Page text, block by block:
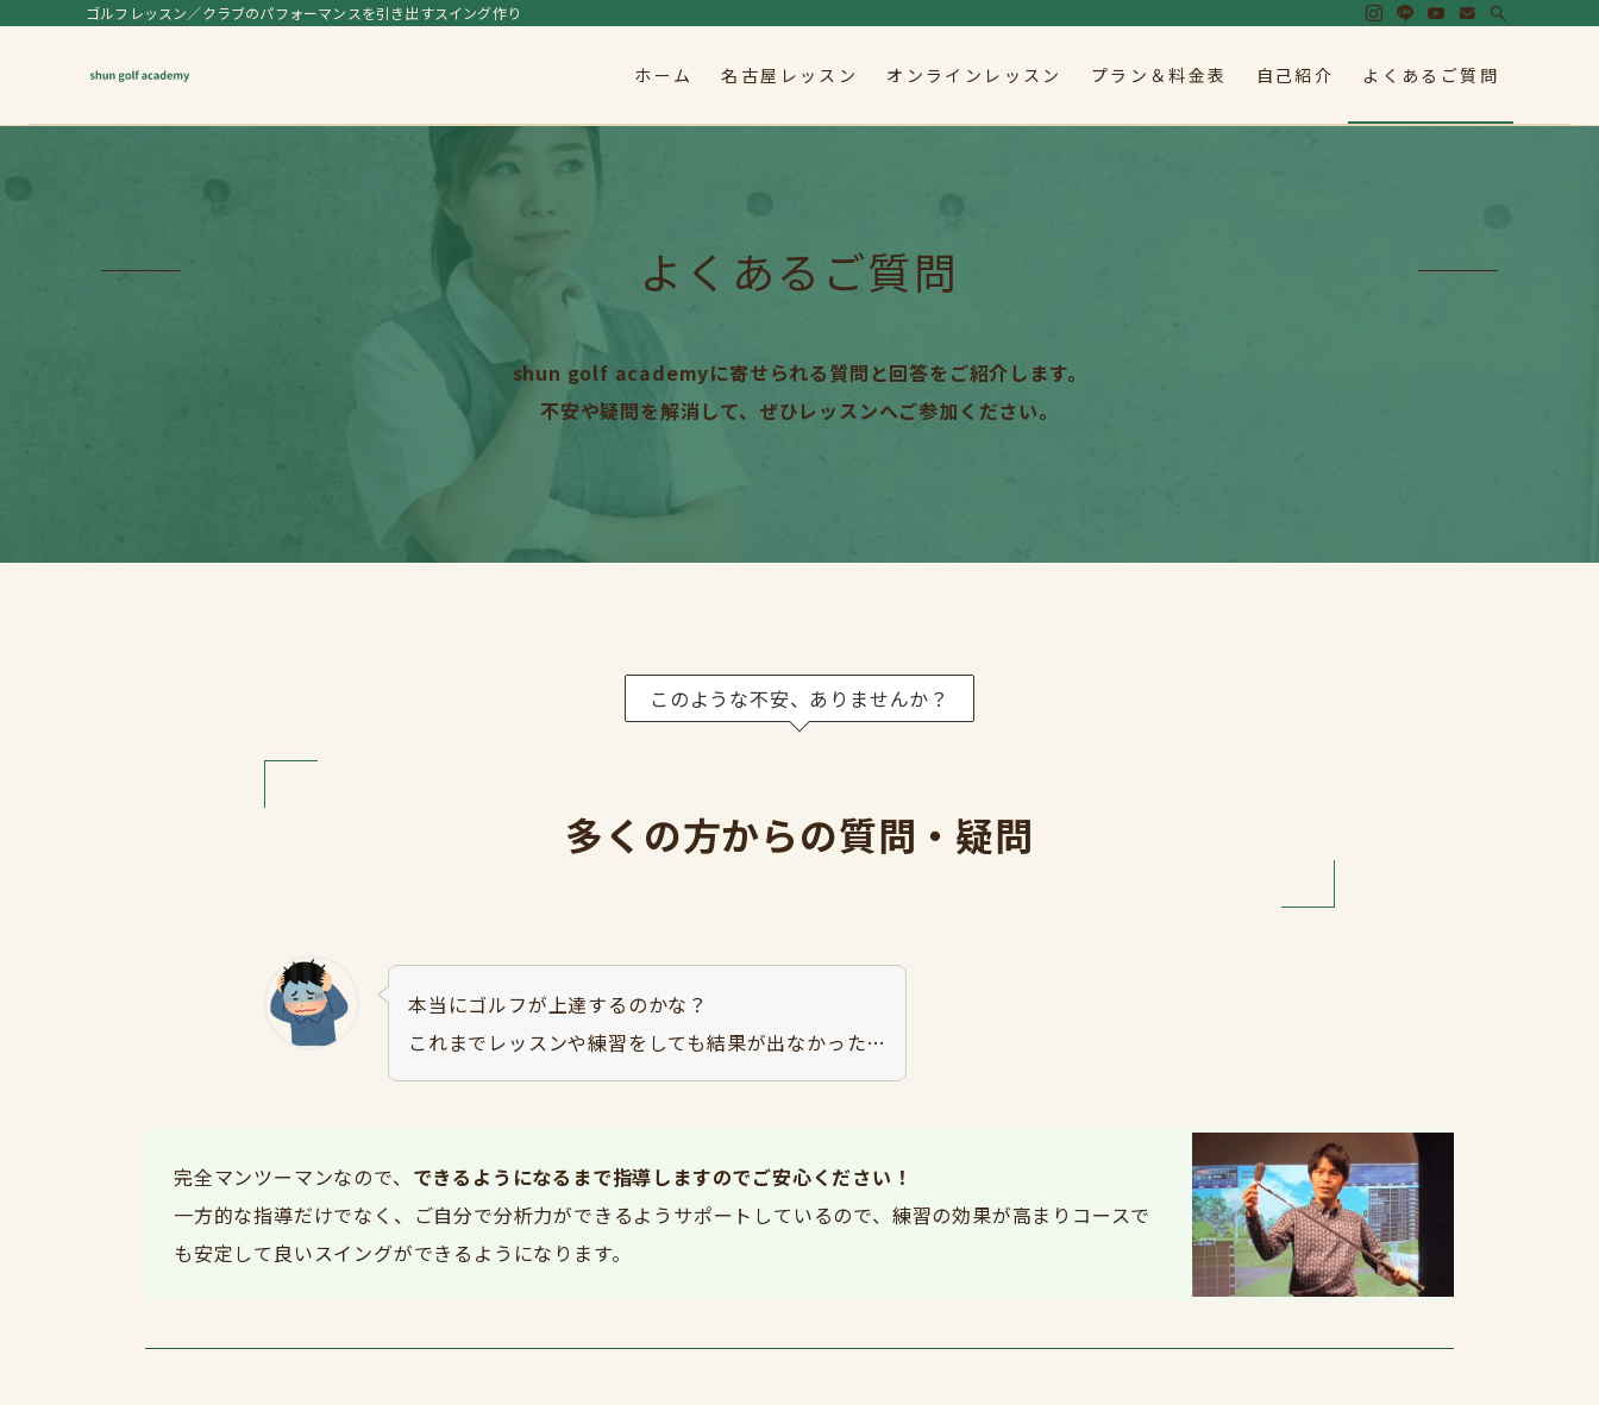
ゴルフレッスン／クラブのパフォーマンスを引き出すスイング作り
ホーム 名古屋レッスン オンラインレッスン プラン＆料金表 自己紹介 よくあるご質問
よくあるご質問
shun golf academyに寄せられる質問と回答をご紹介します。
不安や疑問を解消して、ぜひレッスンへご参加ください。
このような不安、ありませんか？
多くの方からの質問・疑問
本当にゴルフが上達するのかな？
これまでレッスンや練習をしても結果が出なかった…
完全マンツーマンなので、 できるようになるまで指導しますのでご安心ください！
一方的な指導だけでなく、ご自分で分析力ができるようサポートしているので、練習の効果が高まりコースで
も安定して良いスイングができるようになります。